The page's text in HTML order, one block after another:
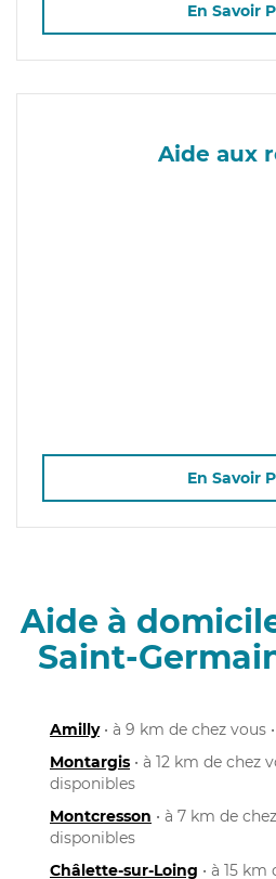
En Savoir
Aide aux
En Savoir
Aide à
Saint-
Amilly• à 9 km de chez vous
Montargis • à 12 km de chez
disponibles
Montcresson • à 7 km de
disponibles
Châlette-sur-Loing • à 15 km